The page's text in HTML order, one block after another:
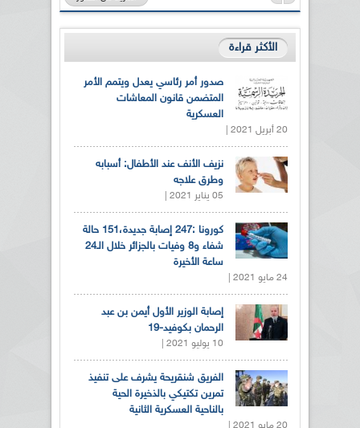
الأكثر قراءة
صدور أمر رئاسي يعدل ويتمم الأمر
المتضمن قانون المعاشات
العسكرية
20 أبريل 2021 |
نزيف الأنف عند الأطفال: أسبابه
وطرق علاجه
05 يناير 2021 |
كورونا :247 إصابة جديدة،151 حالة
شفاء و8 وفيات بالجزائر خلال الـ24
ساعة الأخيرة
24 مايو 2021 |
إصابة الوزير الأول أيمن بن عبد
الرحمان بكوفيد-19
10 يوليو 2021 |
الفريق شنقريحة يشرف على تنفيذ
تمرين تكتيكي بالذخيرة الحية
بالناحية العسكرية الثانية
20 مايو 2021 |